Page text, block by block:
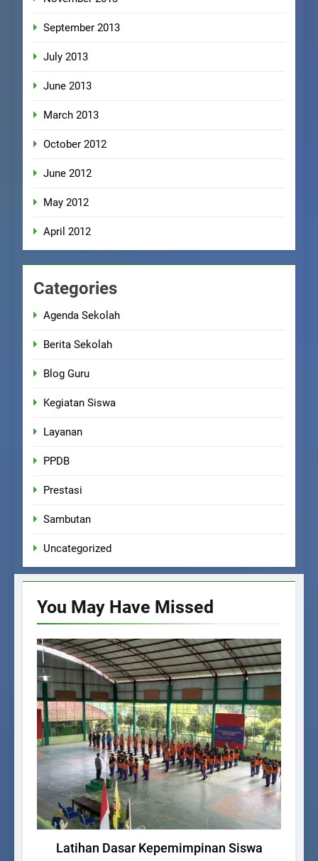
September 2013
July 2013
June 2013
March 2013
October 2012
June 2012
May 2012
April 2012
Categories
Agenda Sekolah
Berita Sekolah
Blog Guru
Kegiatan Siswa
Layanan
PPDB
Prestasi
Sambutan
Uncategorized
You May Have Missed
KEGIATAN SISWA
Latihan Dasar Kepemimpinan Siswa